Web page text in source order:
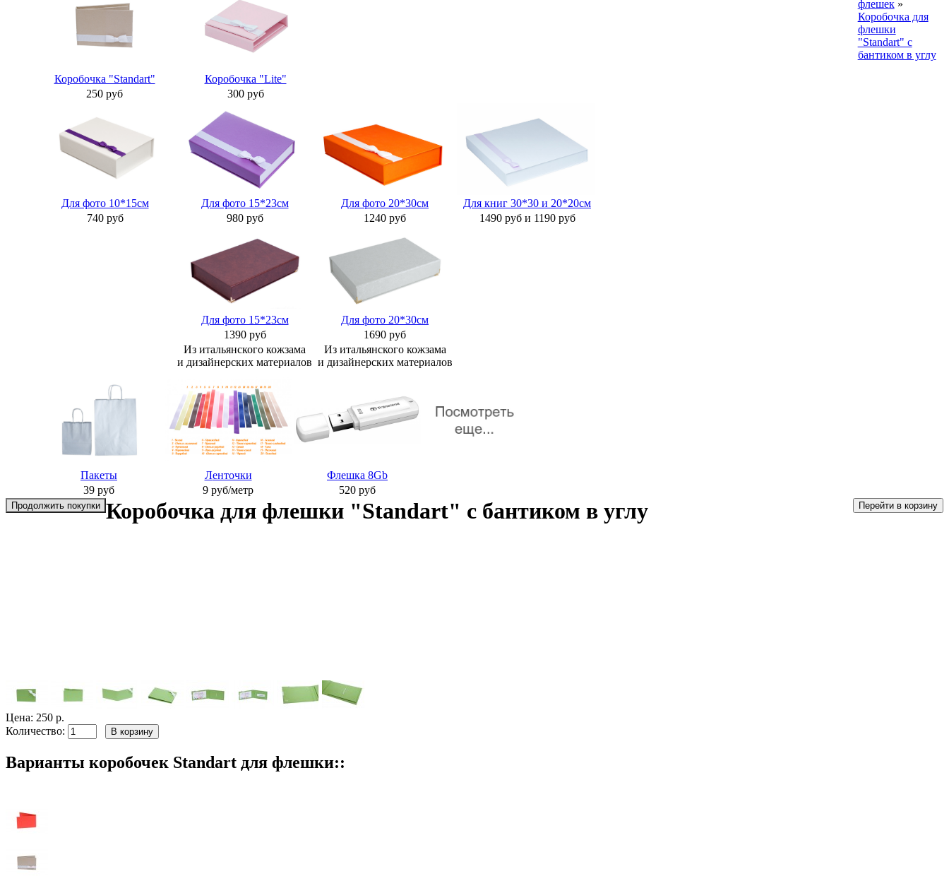
Коробочка "Standart"
Коробочка "Lite"
250 руб
300 руб
Для фото 10*15см Для фото 15*23см Для фото 20*30см
Для книг 30*30 и 20*20см
740 руб
980 руб 1240 руб 1490 руб и 1190 руб
Для фото 15*23см
Для фото 20*30см
1390 руб
1690 руб
Из итальянского кожзама
и дизайнерских материалов
Из итальянского кожзама
и дизайнерских материалов
Пакеты Ленточки Флешка 8Gb
39 руб
9 руб/метр 520 руб
Продолжить покупки Перейти в корзину
флешек»
Коробочка для
флешки
"Standart" с
бантиком в углу
Коробочка для флешки "Standart" с бантиком в углу
Цена: 250 р.
Количество:
Варианты коробочек Standart для флешки::